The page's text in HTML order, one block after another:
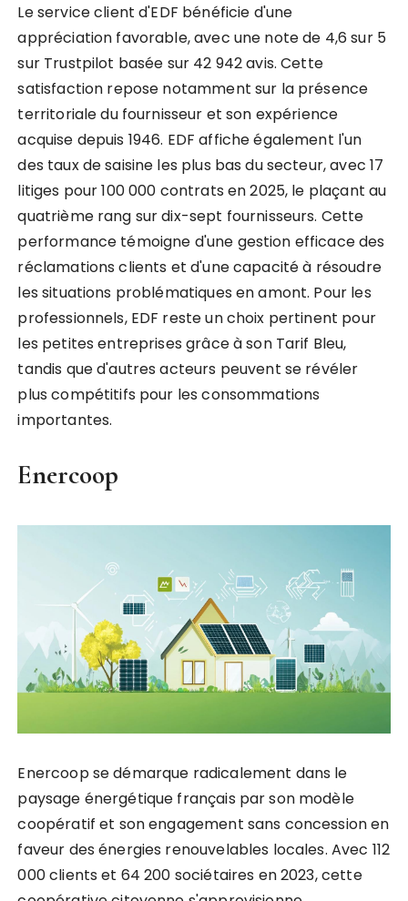
Le service client d'EDF bénéficie d'une
appréciation favorable, avec une note de 4,6 sur 5
sur Trustpilot basée sur 42 942 avis. Cette
satisfaction repose notamment sur la présence
territoriale du fournisseur et son expérience
acquise depuis 1946. EDF affiche également l'un
des taux de saisine les plus bas du secteur, avec 17
litiges pour 100 000 contrats en 2025, le plaçant au
quatrième rang sur dix-sept fournisseurs. Cette
performance témoigne d'une gestion efficace des
réclamations clients et d'une capacité à résoudre
les situations problématiques en amont. Pour les
professionnels, EDF reste un choix pertinent pour
les petites entreprises grâce à son Tarif Bleu,
tandis que d'autres acteurs peuvent se révéler
plus compétitifs pour les consommations
importantes.
Enercoop
Enercoop se démarque radicalement dans le
paysage énergétique français par son modèle
coopératif et son engagement sans concession en
faveur des énergies renouvelables locales. Avec 112
000 clients et 64 200 sociétaires en 2023, cette